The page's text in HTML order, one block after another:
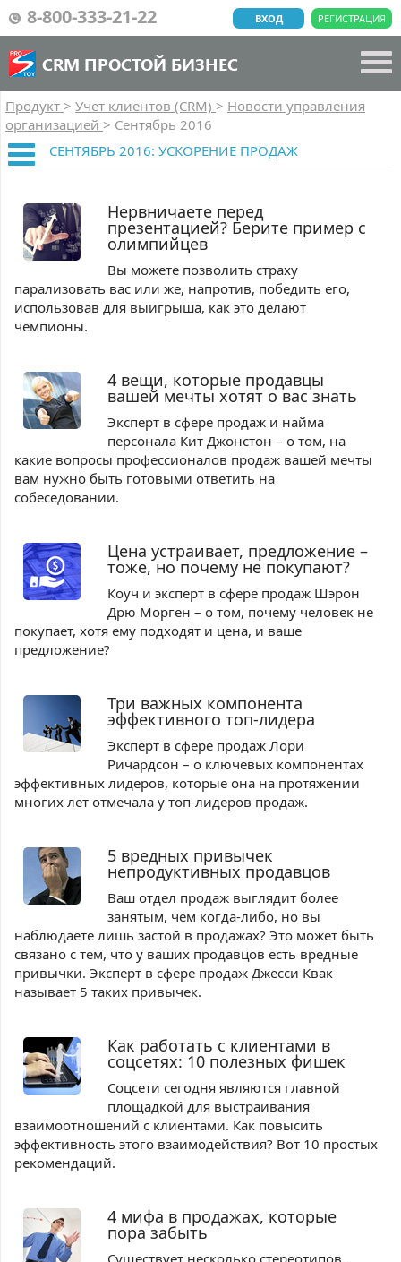
8-800-333-21-22 РЕГИСТРАЦИЯ
ВХОД
CRM ПРОСТОЙ БИЗНЕС
Продукт > Учет клиентов (CRM) > Новости управления
организацией > Сентябрь 2016
СЕНТЯБРЬ 2016: УСКОРЕНИЕ ПРОДАЖ
Нервничаете перед
презентацией? Берите пример с
олимпийцев
Вы можете позволить страху
парализовать вас или же, напротив, победить его,
использовав для выигрыша, как это делают
чемпионы.
4 вещи, которые продавцы
вашей мечты хотят о вас знать
Эксперт в сфере продаж и найма
персонала Кит Джонстон – о том, на
какие вопросы профессионалов продаж вашей мечты
вам нужно быть готовыми ответить на
собеседовании.
Цена устраивает, предложение –
тоже, но почему не покупают?
Коуч и эксперт в сфере продаж Шэрон
Дрю Морген – о том, почему человек не
покупает, хотя ему подходят и цена, и ваше
предложение?
Три важных компонента
эффективного топ-лидера
Эксперт в сфере продаж Лори
Ричардсон – о ключевых компонентах
эффективных лидеров, которые она на протяжении
многих лет отмечала у топ-лидеров продаж.
5 вредных привычек
непродуктивных продавцов
Ваш отдел продаж выглядит более
занятым, чем когда-либо, но вы
наблюдаете лишь застой в продажах? Это может быть
связано с тем, что у ваших продавцов есть вредные
привычки. Эксперт в сфере продаж Джесси Квак
называет 5 таких привычек.
Как работать с клиентами в
соцсетях: 10 полезных фишек
Соцсети сегодня являются главной
площадкой для выстраивания
взаимоотношений с клиентами. Как повысить
эффективность этого взаимодействия? Вот 10 простых
рекомендаций.
4 мифа в продажах, которые
пора забыть
Существует несколько стереотипов,